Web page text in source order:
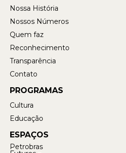
Nossa História
Nossos Números
Quem faz
Reconhecimento
Transparência
Contato
PROGRAMAS
Cultura
Educação
ESPAÇOS
Petrobras